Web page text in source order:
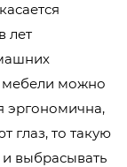
лет
мебели можно
эргономична,
глаз, то такую
и выбрасывать